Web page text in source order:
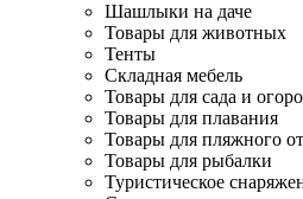
Шашлыки на даче
Товары для животных
Тенты
Складная мебель
Товары для сада и
Товары для плавания
Товары для пляжного
Товары для рыбалки
Туристическое